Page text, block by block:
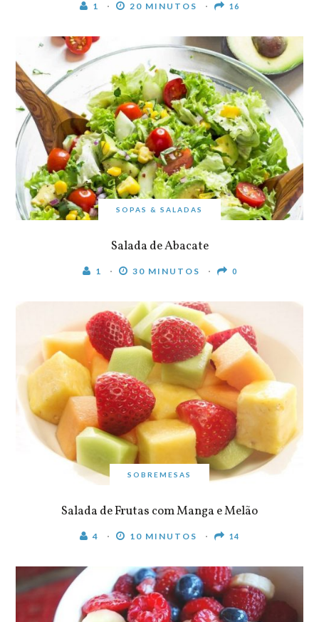
1 20 MINUTOS 16
SOPAS & SALADAS
Salada de Abacate
1 30 MINUTOS 0
SOBREMESAS
Salada de Frutas com Manga e Melão
4 10 MINUTOS 14